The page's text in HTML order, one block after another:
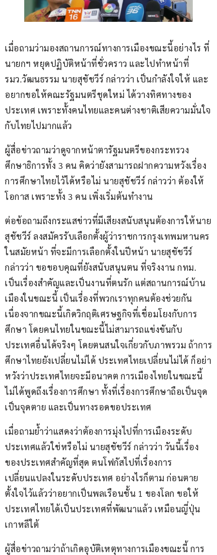
เมื่อถามว่ามองสถานการณ์ทางการเมืองขณะนี้อย่างไร ที่
นายกฯ หยุดปฏิบัติหน้าที่ชั่วคราว และไปทำหน้าที่
รมว.วัฒนธรรม นายสุชัชวีร์ กล่าวว่า เป็นกำลังใจให้ และ
อยากขอให้คณะรัฐมนตรีชุดใหม่ ได้วางทิศทางของ
ประเทศ เพราะทั้งคนไทยและคนต่างชาติเสียความมั่นใจ
กับไทยไปมากแล้ว
ผู้สื่อข่าวถามว่าดูจากหน้าตารัฐมนตรีของกระทรวง
ศึกษาธิการทั้ง 3 คน คิดว่ายังสามารถฝากความหวังเรื่อง
การศึกษาไทยไว้ได้หรือไม่ นายสุชัชวีร์ กล่าวว่า ต้องให้
โอกาส เพราะทั้ง 3 คน เพิ่งเริ่มต้นทำงาน
ต่อข้อถามถึงกระแสข่าวที่มีเสียงสนับสนุนต้องการให้นาย
สุชัชวีร์ ลงสมัครรับเลือกตั้งผู้ว่าราชการกรุงเทพมหานคร
ในสมัยหน้า ที่จะมีการเลือกตั้งในปีหน้า นายสุชัชวีร์
กล่าวว่า ขอขอบคุณที่ยังสนับสนุนตน ที่จริงงาน กทม.
เป็นเรื่องสำคัญและเป็นงานที่ตนรัก แต่สถานการณ์บ้าน
เมืองในขณะนี้ เป็นเรื่องที่พวกเราทุกคนต้องช่วยกัน
เนื่องจากขณะนี้เกิดวิกฤติเศรษฐกิจที่เชื่อมโยงกับการ
ศึกษา โดยคนไทยในขณะนี้ไม่สามารถแข่งขันกับ
ประเทศอื่นได้จริงๆ โดยตนสนใจเกี่ยวกับภาพรวม ถ้าการ
ศึกษาไทยยังเปลี่ยนไม่ได้ ประเทศไทยเปลี่ยนไม่ได้ ก็อย่า
หวังว่าประเทศไทยจะมีอนาคต การเมืองไทยในขณะนี้
ไม่ได้พูดถึงเรื่องการศึกษา ทั้งที่เรื่องการศึกษาถือเป็นจุด
เป็นจุดตาย และเป็นทางรอดขอประเทศ
เมื่อถามย้ำว่าแสดงว่าต้องการมุ่งไปที่การเมืองระดับ
ประเทศแล้วใช่หรือไม่ นายสุชัชวีร์ กล่าวว่า วันนี้เรื่อง
ของประเทศสำคัญที่สุด ตนโฟกัสไปที่เรื่องการ
เปลี่ยนแปลงในระดับประเทศ อย่างไรก็ตาม ก่อนตาย
ตั้งใจไว้แล้วว่าอยากเป็นพลเรือนชั้น 1 ของโลก ขอให้
ประเทศไทยได้เป็นประเทศที่พัฒนาแล้ว เหมือนญี่ปุ่น
เกาหลีใต้
ผู้สื่อข่าวถามว่าถ้าเกิดอุบัติเหตุทางการเมืองขณะนี้ การ